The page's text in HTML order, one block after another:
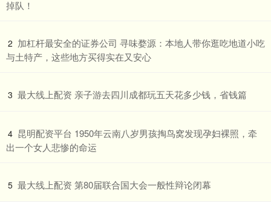
掉队！
2 ​加杠杆最安全的证券公司 寻味婺源：本地人带你逛吃地道小吃
与土特产，这些地方买得实在又安心
3 ​最大线上配资 亲子游去四川成都玩五天花多少钱，省钱篇
4 ​昆明配资平台 1950年云南八岁男孩掏鸟窝发现孕妇裸照，牵
出一个女人悲惨的命运
5 ​最大线上配资 第80届联合国大会一般性辩论闭幕